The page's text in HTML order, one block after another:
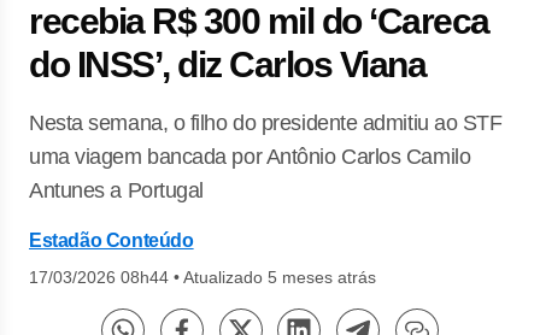
recebia R$ 300 mil do ‘Careca
do INSS’, diz Carlos Viana
Nesta semana, o filho do presidente admitiu ao STF
uma viagem bancada por Antônio Carlos Camilo
Antunes a Portugal
Estadão Conteúdo
17/03/2026 08h44 •Atualizado 5 meses atrás